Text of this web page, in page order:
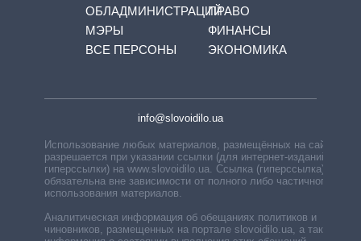
ОБЛАДМИНИСТРАЦИЙ
МЭРЫ
ВСЕ ПЕРСОНЫ
ПРАВО
ФИНАНСЫ
ЭКОНОМИКА
info@slovoidilo.ua
Использование любых материалов, размещённых на сайте,
разрешается при указании ссылки (для интернет-изданий —
гиперссылки) на www.slovoidilo.ua. Ссылка (гиперссылка)
обязательна вне зависимости от полного либо частичного
использования материалов.
Аналитическая информация об обещаниях политиков и
чиновников, размещенных на портале slovoidilo.ua, а также